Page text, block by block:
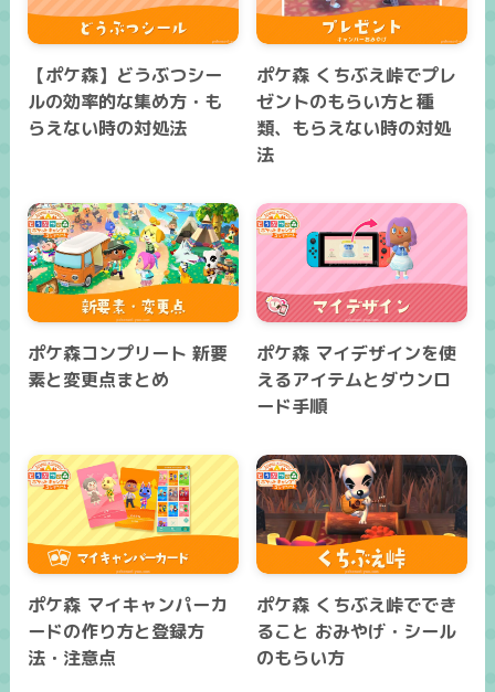
【ポケ森】どうぶつシー
ルの効率的な集め方・も
らえない時の対処法
ポケ森 くちぶえ峠でプレ
ゼントのもらい方と種
類、もらえない時の対処
法
ポケ森コンプリート 新要
素と変更点まとめ
ポケ森 マイデザインを使
えるアイテムとダウンロ
ード手順
ポケ森 マイキャンパーカ
ードの作り方と登録方
法・注意点
ポケ森 くちぶえ峠ででき
ること おみやげ・シール
のもらい方